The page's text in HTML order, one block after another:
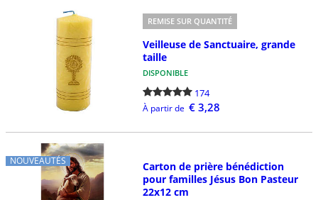
REMISE SUR QUANTITÉ
Veilleuse de Sanctuaire, grande
taille
DISPONIBLE
174
À partir de € 3,28
NOUVEAUTÉS
Carton de prière bénédiction
pour familles Jésus Bon Pasteur
22x12 cm